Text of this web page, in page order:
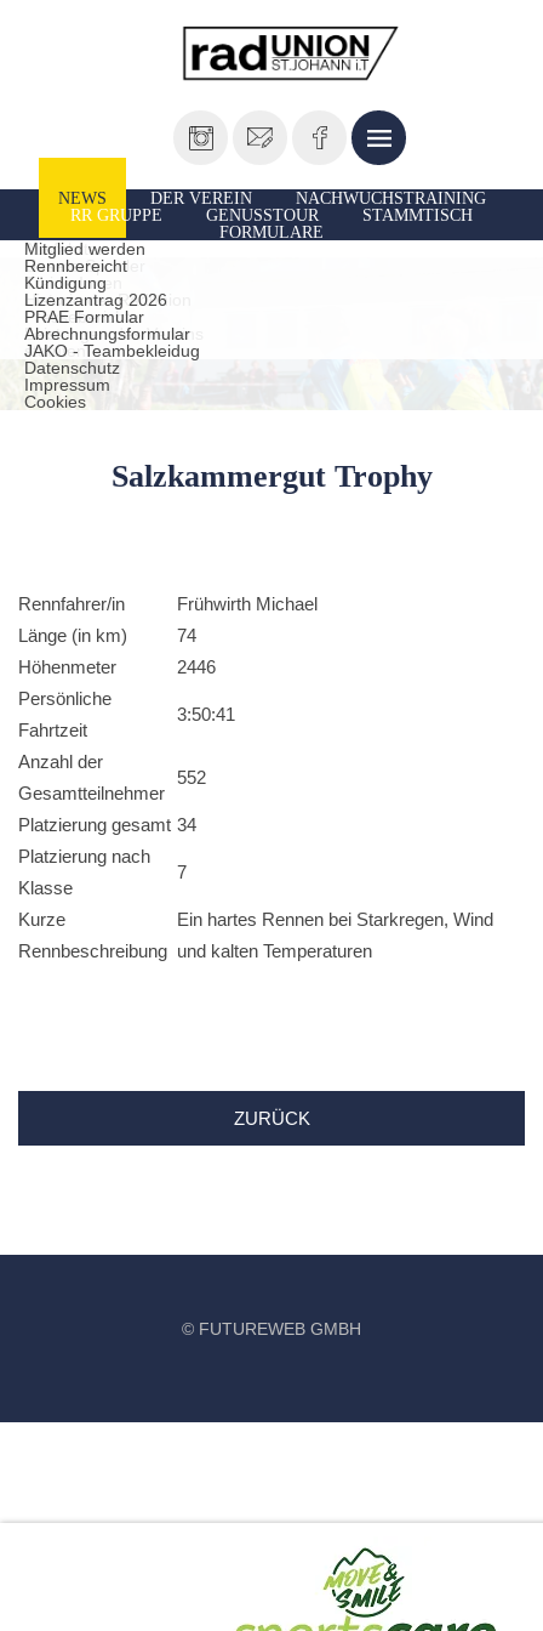
NEWS DER VEREIN
Vorstand
Unsere Sportler
TrainerInnen
Historie der Radunion
Presseberichte
Leistungen des Vereins
statuten
Datenschutz
Impressum
Cookies
NACHWUCHSTRAINING
RR GRUPPE
Ausfahrten
GENUSSTOUR
STAMMTISCH
FORMULARE
Mitglied werden
Rennbereicht
Kündigung
Lizenzantrag 2026
PRAE Formular
Abrechnungsformular
JAKO - Teambekleidug
Salzkammergut Trophy
Rennfahrer/in
Frühwirth Michael
Länge (in km)
74
Höhenmeter
2446
Persönliche
Fahrtzeit
3:50:41
Anzahl der
Gesamtteilnehmer
552
Platzierung gesamt 34
Platzierung nach
Klasse
7
Kurze
Rennbeschreibung
Ein hartes Rennen bei Starkregen, Wind
und kalten Temperaturen
ZURÜCK
© FUTUREWEB GMBH